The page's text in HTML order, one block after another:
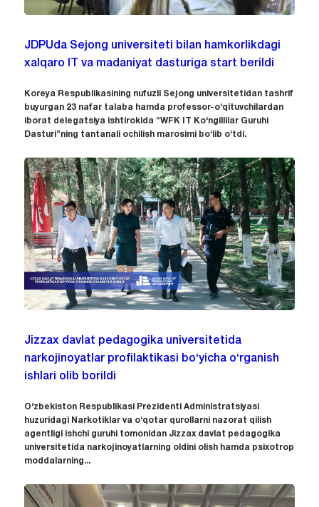
JDPUda Sejong universiteti bilan hamkorlikdagi
xalqaro IT va madaniyat dasturiga start berildi
Koreya Respublikasining nufuzli Sejong universitetidan tashrif
buyurgan 23 nafar talaba hamda professor-o‘qituvchilardan
iborat delegatsiya ishtirokida “WFK IT Ko‘ngillilar Guruhi
Dasturi”ning tantanali ochilish marosimi bo‘lib o‘tdi.
Jizzax davlat pedagogika universitetida
narkojinoyatlar profilaktikasi bo‘yicha o‘rganish
ishlari olib borildi
O‘zbekiston Respublikasi Prezidenti Administratsiyasi
huzuridagi Narkotiklar va o‘qotar qurollarni nazorat qilish
agentligi ishchi guruhi tomonidan Jizzax davlat pedagogika
universitetida narkojinoyatlarning oldini olish hamda psixotrop
moddalarning...